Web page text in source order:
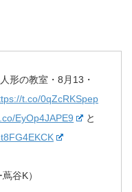
形の教室・8月13・
t.co/0qZcRKSpep
EyOp4JAPE9
と
谷K）